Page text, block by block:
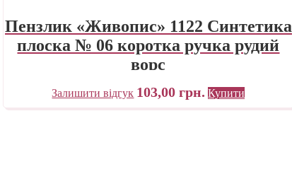
Пензлик «Живопис» 1122 Синтетика
плоска № 06 коротка ручка рудий
ворс
Залишити відгук 103,00грн. Купити